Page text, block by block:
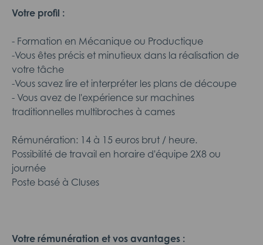
Votre profil :
- Formation en Mécanique ou Productique
-Vous êtes précis et minutieux dans la réalisation de
votre tâche
-Vous savez lire et interpréter les plans de découpe
- Vous avez de l'expérience sur machines
traditionnelles multibroches à cames
Rémunération: 14 à 15 euros brut / heure.
Possibilité de travail en horaire d'équipe 2X8 ou
journée
Poste basé à Cluses
Votre rémunération et vos avantages :